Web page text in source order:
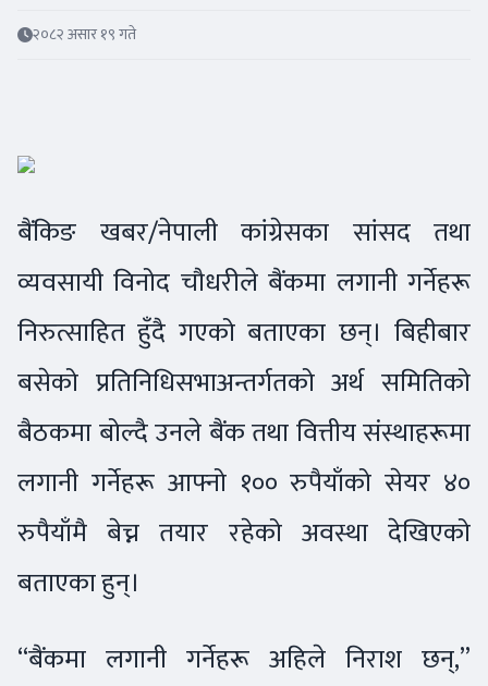
२०८२ असार १९ गते
बैंकिङ खबर/नेपाली कांग्रेसका सांसद तथा
व्यवसायी विनोद चौधरीले बैंकमा लगानी गर्नेहरू
निरुत्साहित हुँदै गएको बताएका छन्। बिहीबार
बसेको प्रतिनिधिसभाअन्तर्गतको अर्थ समितिको
बैठकमा बोल्दै उनले बैंक तथा वित्तीय संस्थाहरूमा
लगानी गर्नेहरू आफ्नो १०० रुपैयाँको सेयर ४०
रुपैयाँमै बेच्न तयार रहेको अवस्था देखिएको
बताएका हुन्।
“बैंकमा लगानी गर्नेहरू अहिले निराश छन्,”